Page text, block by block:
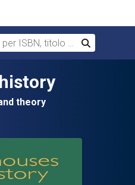
ISBN, titolo o autore
Cerca
theory